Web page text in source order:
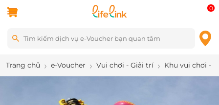
0
Trang chủ e-Voucher Vui chơi - Giải trí Khu vui chơi -